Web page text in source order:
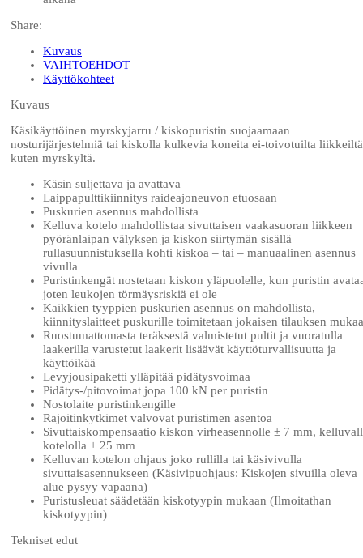
Share:
Kuvaus
VAIHTOEHDOT
Käyttökohteet
Kuvaus
Käsikäyttöinen myrskyjarru / kiskopuristin suojaamaan
nosturijärjestelmiä tai kiskolla kulkevia koneita ei-toivotuilta
kuten myrskyltä.
Käsin suljettava ja avattava
Laippapulttikiinnitys raideajoneuvon etuosaan
Puskurien asennus mahdollista
Kelluva kotelo mahdollistaa sivuttaisen vaakasuoran liikkeen
pyöränlaipan välyksen ja kiskon siirtymän sisällä
rullasuunnistuksella kohti kiskoa – tai – manuaalinen asennus
vivulla
Puristinkengät nostetaan kiskon yläpuolelle, kun puristin
joten leukojen törmäysriskiä ei ole
Kaikkien tyyppien puskurien asennus on mahdollista,
kiinnityslaitteet puskurille toimitetaan jokaisen tilauksen
Ruostumattomasta teräksestä valmistetut pultit ja vuoratulla
laakerilla varustetut laakerit lisäävät käyttöturvallisuutta ja
käyttöikää
Levyjousipaketti ylläpitää pidätysvoimaa
Pidätys-/pitovoimat jopa 100 kN per puristin
Nostolaite puristinkengille
Rajoitinkytkimet valvovat puristimen asentoa
Sivuttaiskompensaatio kiskon virheasennolle ± 7 mm,
kotelolla ± 25 mm
Kelluvan kotelon ohjaus joko rullilla tai käsivivulla
sivuttaisasennukseen (Käsivipuohjaus: Kiskojen sivuilla oleva
alue pysyy vapaana)
Puristusleuat säädetään kiskotyypin mukaan (Ilmoitathan
kiskotyypin)
Tekniset edut